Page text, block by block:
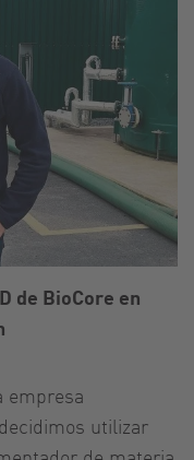
de BioCore en
empresa
utilizar